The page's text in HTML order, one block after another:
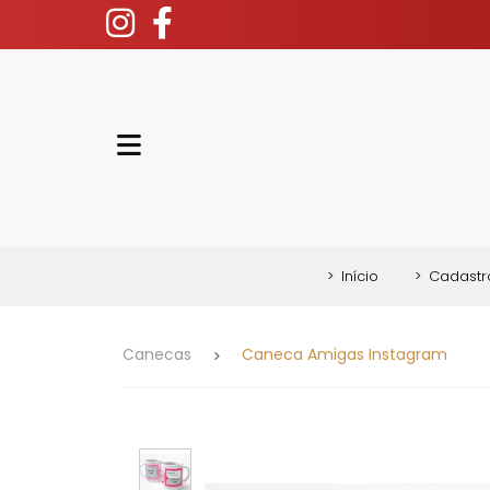
> Início >
Canecas Caneca Amigas Instagram